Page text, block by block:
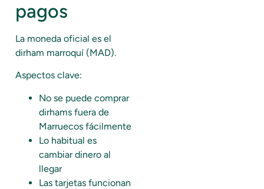
pagos
La moneda oficial es el
dirham marroquí (MAD).
Aspectos clave:
No se puede comprar
dirhams fuera de
Marruecos fácilmente
Lo habitual es
cambiar dinero al
llegar
Las tarjetas funcionan